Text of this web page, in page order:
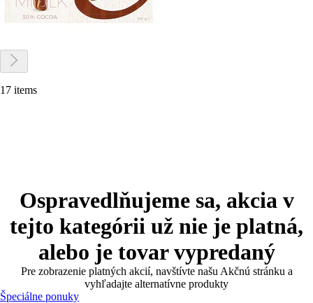
17 items
Ospravedlňujeme sa, akcia v
tejto kategórii už nie je platná,
alebo je tovar vypredaný
Pre zobrazenie platných akcií, navštívte našu Akčnú stránku a
vyhľadajte alternatívne produkty
Špeciálne ponuky